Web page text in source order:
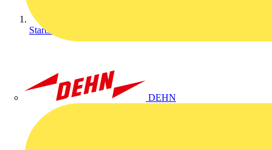
DEHN
Startseite